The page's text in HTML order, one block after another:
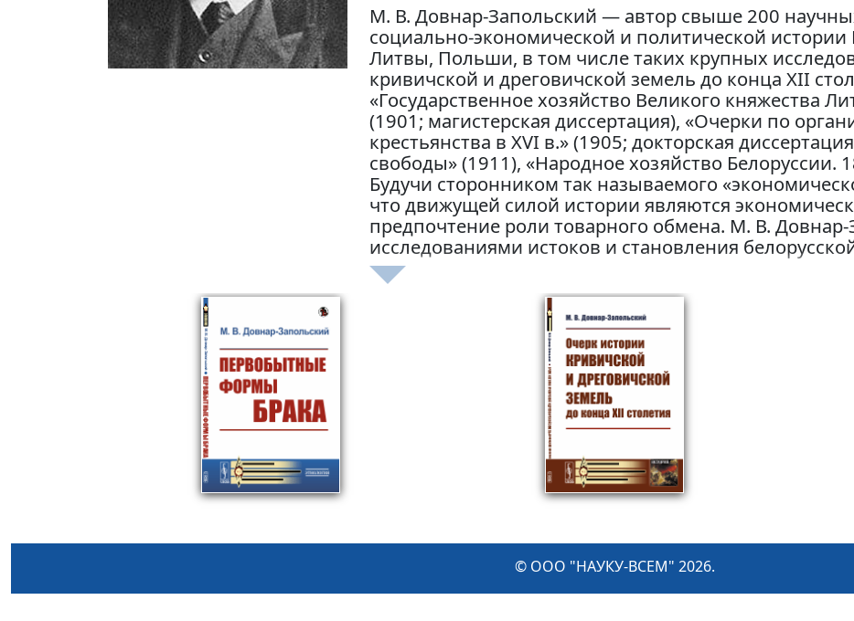
М. В. Довнар-Запольский — автор свыше 200
социально-экономической и политической
Литвы, Польши, в том числе таких крупных
кривичской и дреговичской земель до конца XII
«Государственное хозяйство Великого княжества
(1901; магистерская диссертация), «Очерки по
крестьянства в XVI в.» (1905; докторская
свободы» (1911), «Народное хозяйство Белоруссии.
Будучи сторонником так называемого
что движущей силой истории являются
предпочтение роли товарного обмена. М. В.
исследованиями истоков и становления
национальной и культурной самобытности
© ООО "НАУКУ-ВСЕМ" 2026.